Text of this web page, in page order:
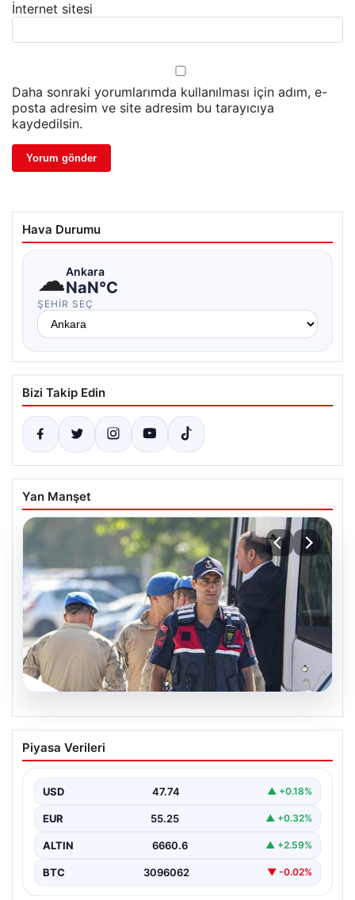
İnternet sitesi
Daha sonraki yorumlarımda kullanılması için adım, e-
posta adresim ve site adresim bu tarayıcıya
kaydedilsin.
Hava Durumu
☁Ankara
NaN°C
ŞEHIR SEÇ
Bizi Takip Edin
Yan Manşet
Menderes Belediye Başkanı İlkay Çiçek
ve Çok Sayıda Kişi Tutuklandı
soruşturma kapsamında, Belediye Başkanı İlkay Çiçek
ve…
Piyasa Verileri
USD 47.74 ▲ +0.18%
EUR 55.25 ▲ +0.32%
ALTIN 6660.6 ▲ +2.59%
BTC 3096062 ▼ -0.02%